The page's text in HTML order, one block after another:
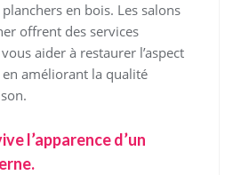
en bois. Les salons
offrent des services
aider à restaurer l’aspect
améliorant la qualité
l’apparence d’un